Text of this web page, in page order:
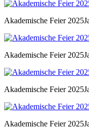
Akademische Feier
Akademische Feier
Akademische Feier
Akademische Feier